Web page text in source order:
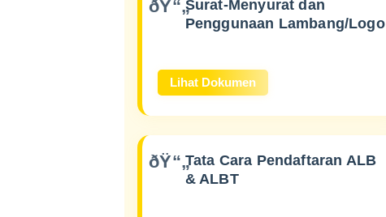
Surat-Menyurat dan
Penggunaan Lambang/Logo
Lihat Dokumen
Tata Cara Pendaftaran ALB
& ALBT